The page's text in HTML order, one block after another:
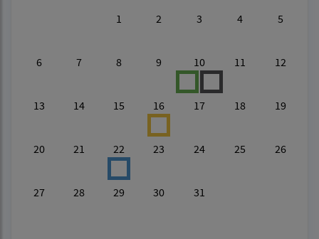
1 2 3 4 5
6 7 8 9 10 11 12
13 14 15 16 17 18 19
20 21 22 23 24 25 26
27 28 29 30 31